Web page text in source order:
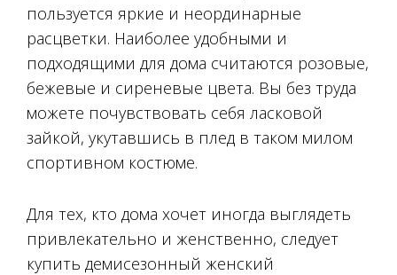
пользуется яркие и неординарные
расцветки. Наиболее удобными и
подходящими для дома считаются розовые,
бежевые и сиреневые цвета. Вы без труда
можете почувствовать себя ласковой
зайкой, укутавшись в плед в таком милом
спортивном костюме.
Для тех, кто дома хочет иногда выглядеть
привлекательно и женственно, следует
купить демисезонный женский